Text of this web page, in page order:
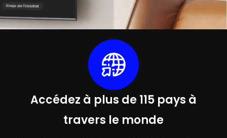
Accédez à plus de 115 pays à
travers le monde